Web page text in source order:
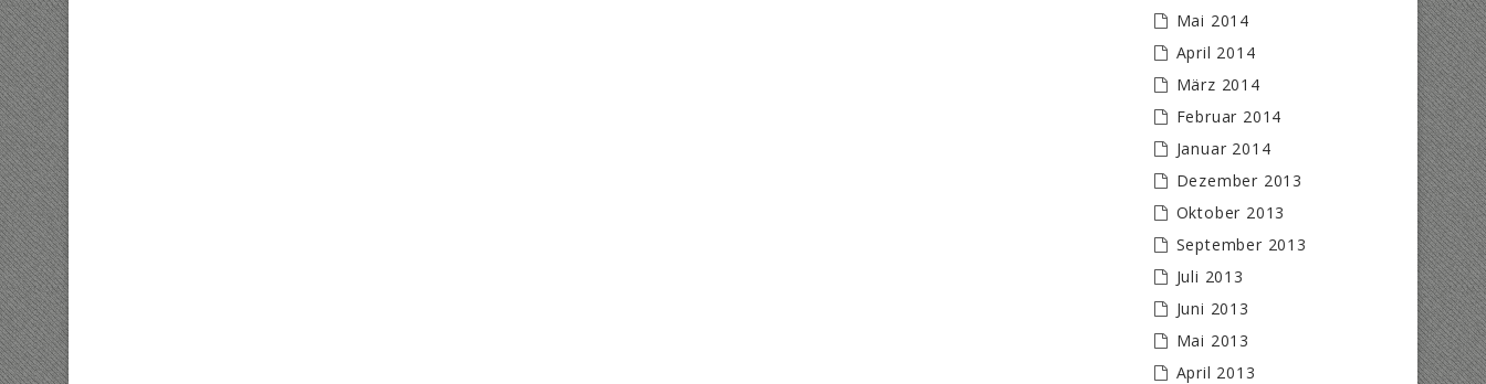
Mai 2014
April 2014
März 2014
Februar 2014
Januar 2014
Dezember 2013
Oktober 2013
September 2013
Juli 2013
Juni 2013
Mai 2013
April 2013